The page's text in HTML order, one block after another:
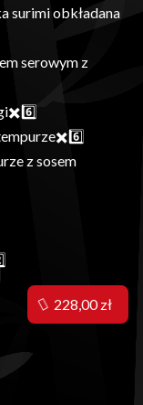
surimi obkładana
serowym z
z sosem